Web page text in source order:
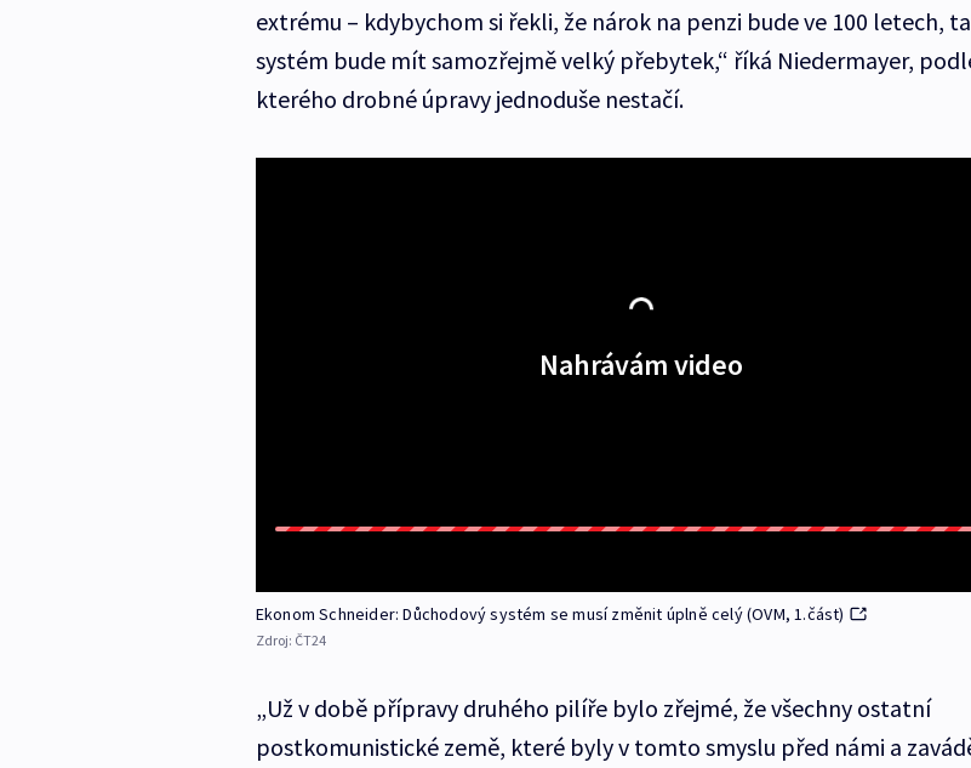
extrému – kdybychom si řekli, že nárok na penzi bude ve 100 letech,
systém bude mít samozřejmě velký přebytek,“ říká Niedermayer,
kterého drobné úpravy jednoduše nestačí.
Nahrávám video
Ekonom Schneider: Důchodový systém se musí změnit úplně celý (OVM, 1.část)
Zdroj: ČT24
„Už v době přípravy druhého pilíře bylo zřejmé, že všechny ostatní
postkomunistické země, které byly v tomto smyslu před námi a